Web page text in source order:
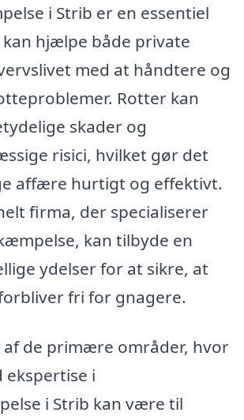
i Strib er en essentiel
kan hjælpe både private
med at håndtere og
Rotter kan
skader og
risici, hvilket gør det
affære hurtigt og effektivt.
firma, der specialiserer
kan tilbyde en
ydelser for at sikre, at
fri for gnagere.
af de primære områder, hvor
ekspertise i
i Strib kan være til